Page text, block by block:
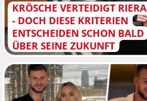
KRÖSCHE VERTEIDIGT RIERA
- DOCH DIESE KRITERIEN
ENTSCHEIDEN SCHON BALD
ÜBER SEINE ZUKUNFT